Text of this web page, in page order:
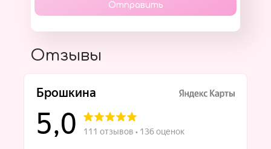
Отправить
Отзывы